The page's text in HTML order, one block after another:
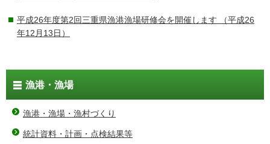
平成26年度第2回三重県漁港漁場研修会を開催します （平成26
年12月13日）
漁港・漁場
漁港・漁場・漁村づくり
統計資料・計画・点検結果等